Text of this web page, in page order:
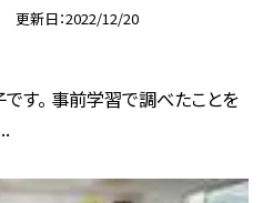
更新日 2022/12/20
す。 事前学習で調べたことを